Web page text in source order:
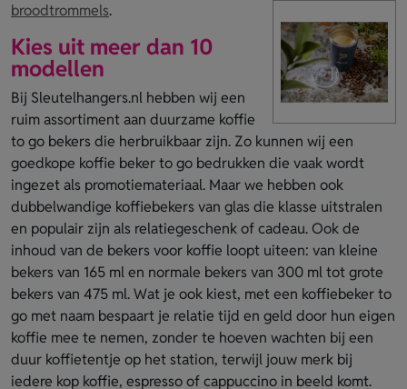
broodtrommels.
Kies uit meer dan 10
modellen
Bij Sleutelhangers.nl hebben wij een
ruim assortiment aan duurzame koffie
to go bekers die herbruikbaar zijn. Zo kunnen wij een
goedkope koffie beker to go bedrukken die vaak wordt
ingezet als promotiemateriaal. Maar we hebben ook
dubbelwandige koffiebekers van glas die klasse uitstralen
en populair zijn als relatiegeschenk of cadeau. Ook de
inhoud van de bekers voor koffie loopt uiteen: van kleine
bekers van 165 ml en normale bekers van 300 ml tot grote
bekers van 475 ml. Wat je ook kiest, met een koffiebeker to
go met naam bespaart je relatie tijd en geld door hun eigen
koffie mee te nemen, zonder te hoeven wachten bij een
duur koffietentje op het station, terwijl jouw merk bij
iedere kop koffie, espresso of cappuccino in beeld komt.